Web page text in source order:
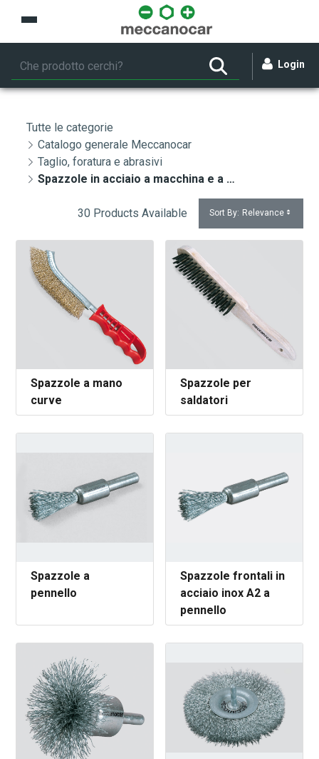
Skip to Main Content
Login
Tutte le categorie
Catalogo generale Meccanocar
Taglio, foratura e abrasivi
Spazzole in acciaio a macchina e a mano
30 Products Available Sort By: Relevance
Spazzole a mano
curve
Spazzole per
saldatori
Spazzole a
pennello
Spazzole frontali in
acciaio inox A2 a
pennello